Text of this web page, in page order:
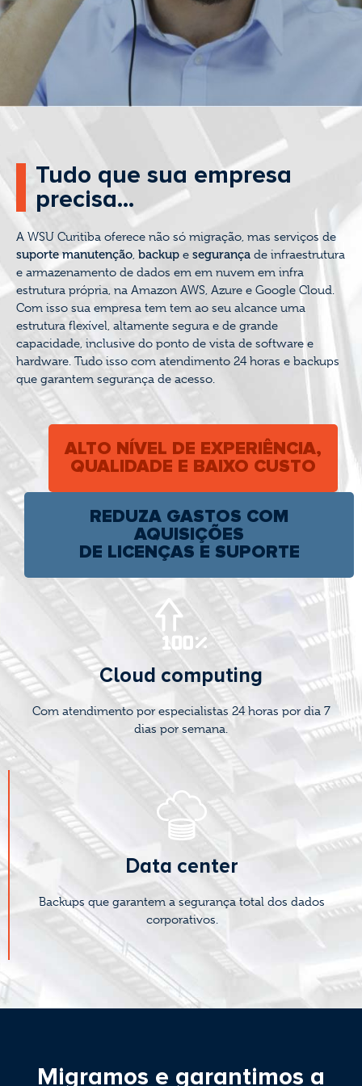
Tudo que sua empresa
precisa...
A WSU Curitiba oferece não só migração, mas serviços de
suporte manutenção, backup e segurança de infraestrutura
e armazenamento de dados em em nuvem em infra
estrutura própria, na Amazon AWS, Azure e Google Cloud.
Com isso sua empresa tem tem ao seu alcance uma
estrutura flexível, altamente segura e de grande
capacidade, inclusive do ponto de vista de software e
hardware. Tudo isso com atendimento 24 horas e backups
que garantem segurança de acesso.
ALTO NÍVEL DE EXPERIÊNCIA,
QUALIDADE E BAIXO CUSTO
REDUZA GASTOS COM
AQUISIÇÕES
DE LICENÇAS E SUPORTE
Cloud computing
Com atendimento por especialistas 24 horas por dia 7
dias por semana.
Data center
Backups que garantem a segurança total dos dados
corporativos.
Migramos e garantimos a